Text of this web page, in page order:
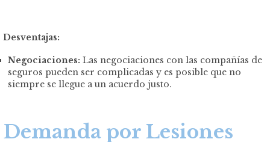
Desventajas:
Negociaciones: Las negociaciones con las compañías de
seguros pueden ser complicadas y es posible que no
siempre se llegue a un acuerdo justo.
Demanda por Lesiones